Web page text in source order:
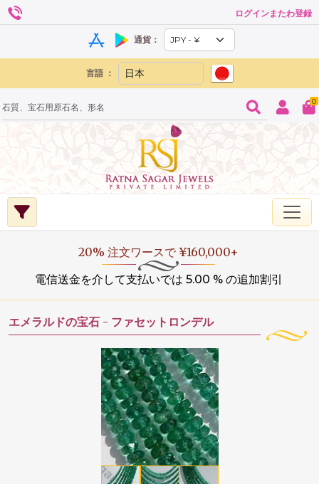
ログインまたわ登録
通貨：
言語 ：
0
20% 注文ワースで ¥160,000+
電信送金を介して支払いでは 5.00 % の追加割引
エメラルドの宝石 - ファセットロンデル